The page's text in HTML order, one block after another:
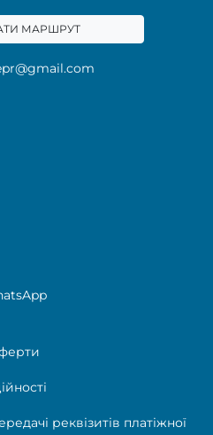
МАРШРУТ
реквізитів платіжної